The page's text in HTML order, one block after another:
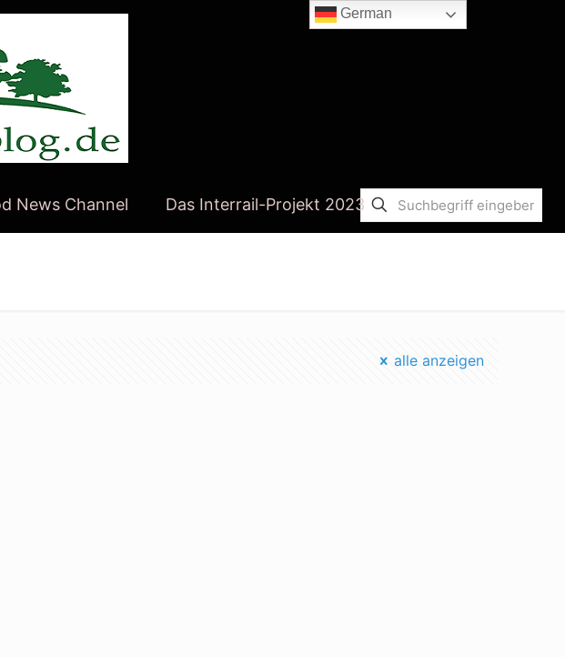
News Channel Das Interrail-Projekt 2023
alle anzeigen
German